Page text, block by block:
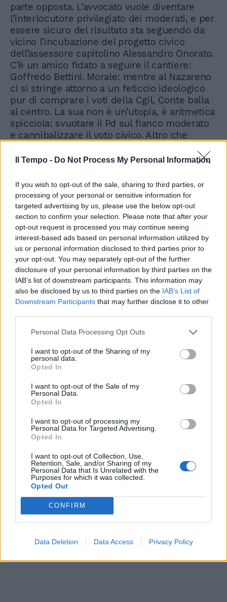
Il Tempo - Do Not Process My Personal Information
If you wish to opt-out of the sale, sharing to third parties, or
processing of your personal or sensitive information for
targeted advertising by us, please use the below opt-out
section to confirm your selection. Please note that after your
opt-out request is processed you may continue seeing
interest-based ads based on personal information utilized by
us or personal information disclosed to third parties prior to
your opt-out. You may separately opt-out of the further
disclosure of your personal information by third parties on the
IAB’s list of downstream participants. This information may
also be disclosed by us to third parties on the IAB’s List of
Downstream Participants that may further disclose it to other
Personal Data Processing Opt Outs
I want to opt-out of the Sharing of my
personal data.
Opted In
I want to opt-out of the Sale of my
Personal Data.
Opted In
I want to opt-out of processing my
Personal Data for Targeted Advertising.
Opted In
I want to opt-out of Collection, Use,
Retention, Sale, and/or Sharing of my
Personal Data that Is Unrelated with the
Purposes for which it was collected.
Opted Out
CONFIRM
Data Deletion Data Access Privacy Policy
parte opposta. L’avvocato vuole diventare
l’interlocutore privilegiato dei moderati, e per
essere sicuro del risultato sta seguendo da
vicino l’incubazione del progetto civico
dell’assessore capitolino Alessandro Onorato.
C’è un amico fidato a seguire il cantiere:
Goffredo Bettini. Morale: mentre al Nazareno
ci si stringe attorno a un feticcio ideologico
pur di comprare i voti della Cgil, Conte balla
al centro. La sua non è un’utopia, è aritmetica
spicciola: svuotare il Pd sul fianco moderato
e cannibalizzare il voto civico. Altro che
d’acciaio tesa a Elly Schlein.